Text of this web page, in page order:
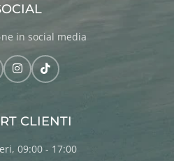
in social media
CLIENTI
09:00 - 17:00